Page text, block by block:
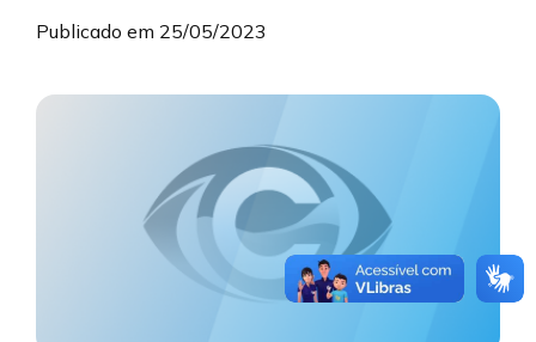
Publicado em 25/05/2023